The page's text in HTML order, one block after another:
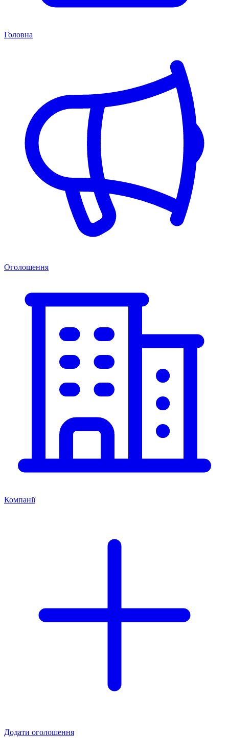
Головна
Оголошення
Компанії
Додати оголошення